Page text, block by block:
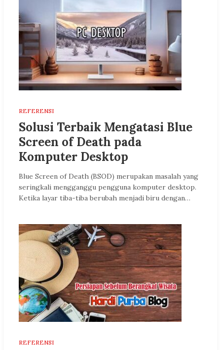
REFERENSI
Solusi Terbaik Mengatasi Blue
Screen of Death pada
Komputer Desktop
Blue Screen of Death (BSOD) merupakan masalah yang
seringkali mengganggu pengguna komputer desktop.
Ketika layar tiba-tiba berubah menjadi biru dengan…
REFERENSI